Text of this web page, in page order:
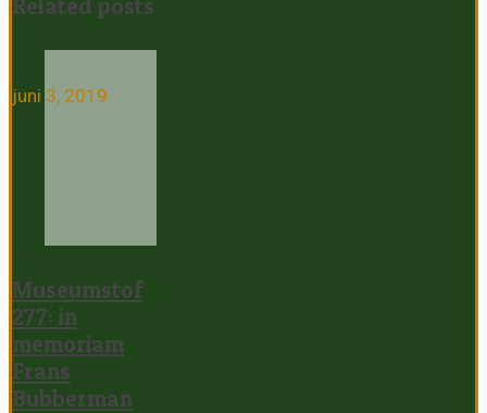
Related posts
juni 3, 2019
Museumstof
277: in
memoriam
Frans
Bubberman